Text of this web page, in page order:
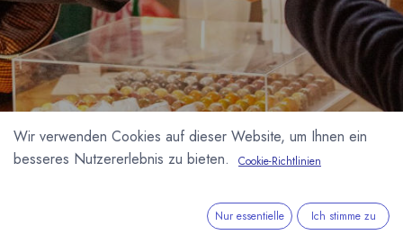
Wir verwenden Cookies auf dieser Website, um Ihnen ein
besseres Nutzererlebnis zu bieten.
Cookie-Richtlinien
Nur essentielle Ich stimme zu